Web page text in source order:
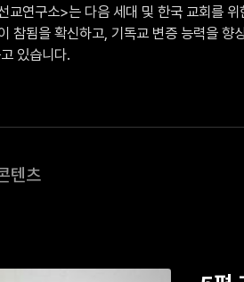
교연구소>는 다음 세대 및 한국 교회를
참됨을 확신하고, 기독교 변증 능력을 향
있습니다.
텐츠